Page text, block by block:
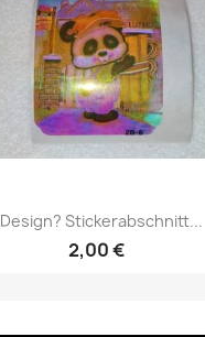
Stickerabschnitt...
2,00 €